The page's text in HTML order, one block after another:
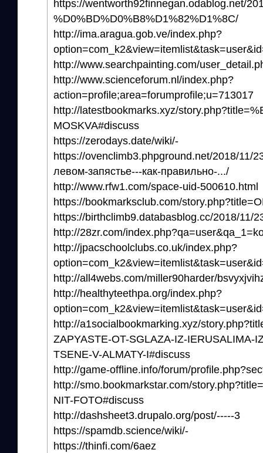
https://wentworth92finnegan.odablog.net/
%D0%BD%D0%B8%D1%82%D1%8C/
http://ima.aragua.gob.ve/index.php?
http://www.searchpainting.com/
http://www.scienceforum.nl/index.php?
action=profile;area=forumprofile;u=713017
http://latestbookmarks.xyz/
MOSKVA#discuss
https://zerodays.date/wiki/-
https://ovenclimb3.phpground.net/2018/11/
левом-запястье---как-правильно-.../
http://www.rfw1.com/space-uid-500610.html
https://bookmarksclub.com/
https://birthclimb9.databasblog.cc/2018/11/
http://28zr.com/
http://jpacschoolclubs.co.uk/index.php?
http://all4webs.com/miller90harder/
http://healthyteethpa.org/index.php?
http://a1socialbookmarking.xyz/
ZAPYASTE-OT-SGLAZA-IZ-IERUSALIMA-
TSENE-V-ALMATY-I#discuss
http://game-offline.info/forum/
http://smo.bookmarkstar.com/
NIT-FOTO#discuss
http://dashsheet3.drupalo.org/post/-----3
https://spamdb.science/wiki/-
https://thinfi.com/6aez